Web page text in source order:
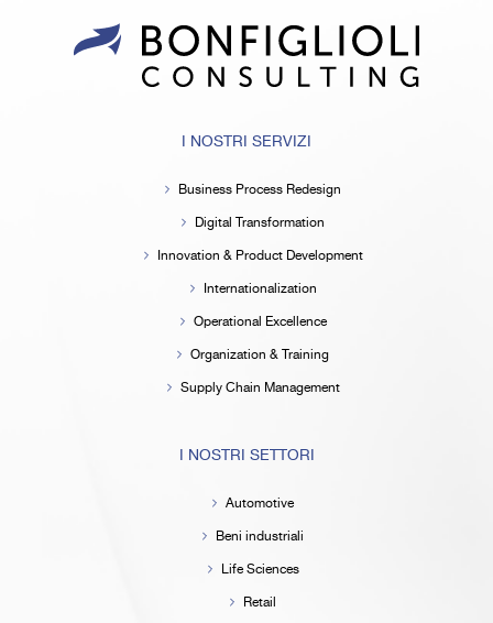
I NOSTRI SERVIZI
Business Process Redesign
Digital Transformation
Innovation & Product Development
Internationalization
Operational Excellence
Organization & Training
Supply Chain Management
I NOSTRI SETTORI
Automotive
Beni industriali
Life Sciences
Retail